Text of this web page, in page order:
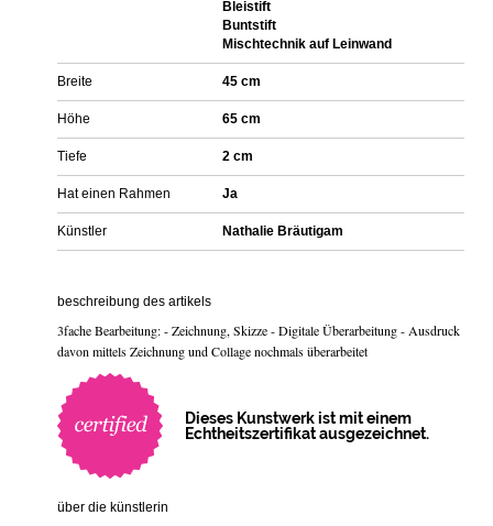
Bleistift
Buntstift
Mischtechnik auf Leinwand
Breite 45 cm
Höhe 65 cm
Tiefe 2 cm
Hat einen Rahmen Ja
Künstler Nathalie Bräutigam
beschreibung des artikels
3fache Bearbeitung: - Zeichnung, Skizze - Digitale Überarbeitung - Ausdruck
davon mittels Zeichnung und Collage nochmals überarbeitet
Dieses Kunstwerk ist mit einem
Echtheitszertifikat ausgezeichnet.
über die künstlerin